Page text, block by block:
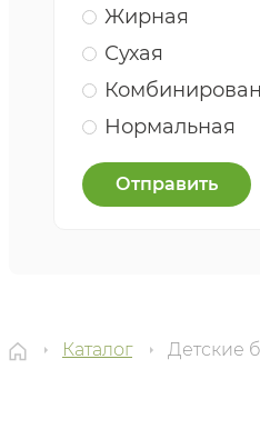
Жирная
Сухая
Нормальная
Отправить
Каталог Детские